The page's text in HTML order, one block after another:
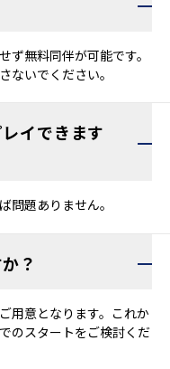
ず無料同伴が可能です。
ないでください。
イできます
問題ありません。
？
用意となります。これか
のスタートをご検討くだ